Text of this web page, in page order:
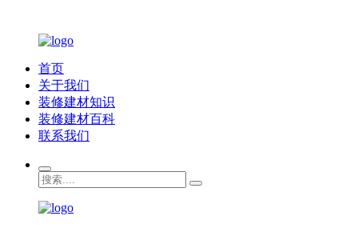
首页
关于我们
装修建材知识
装修建材百科
联系我们